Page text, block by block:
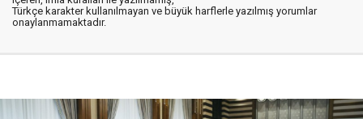
Türkçe karakter kullanılmayan ve büyük harflerle yazılmış yorumlar
onaylanmamaktadır.